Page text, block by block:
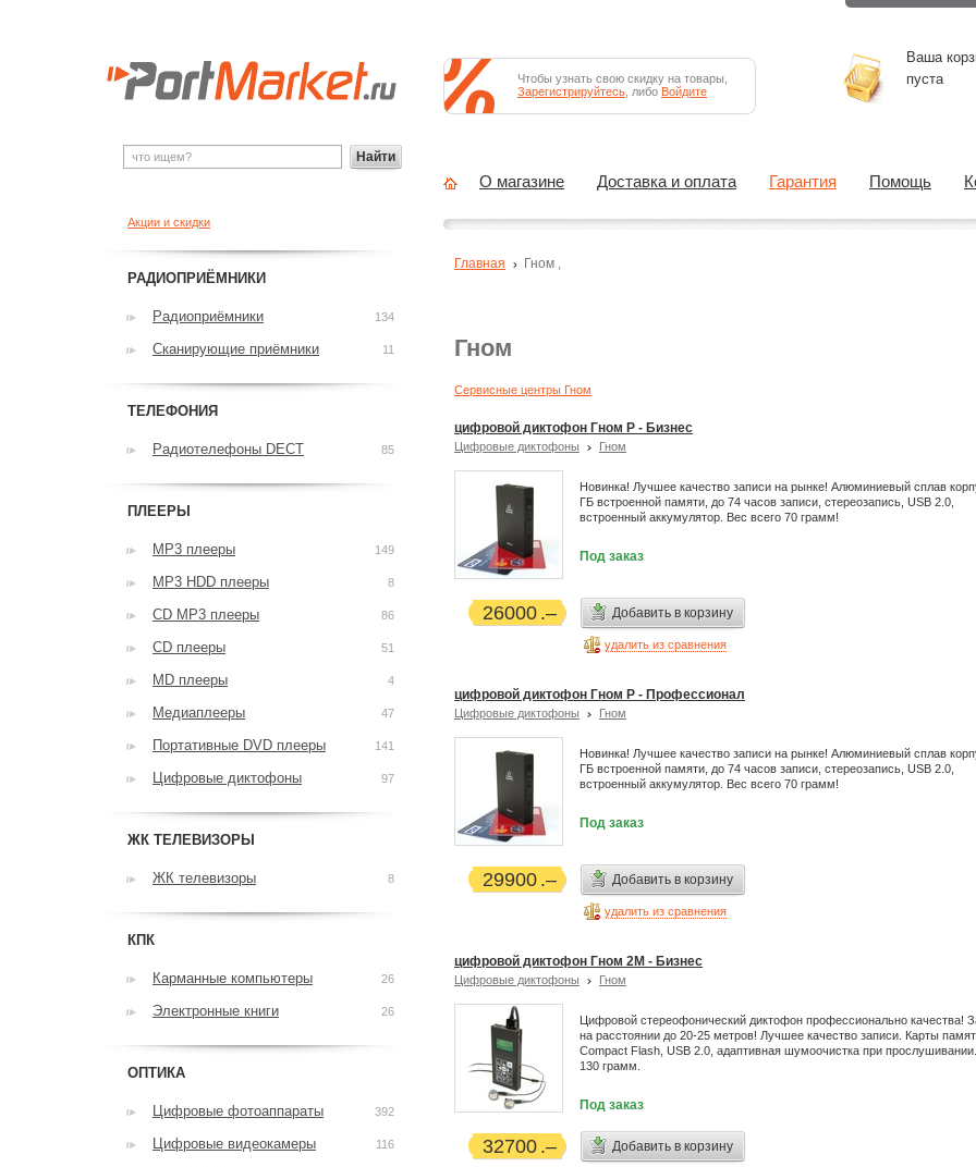
Гном
Сервисные центры Гном
цифровой диктофон Гном Р - Бизнес
Цифровые диктофоны Гном
Новинка! Лучшее качество записи на рынке! Алюминиевый сплав
ГБ встроенной памяти, до 74 часов записи, стереозапись, USB 2.0,
встроенный аккумулятор. Вес всего 70 грамм!
Под заказ
26000 Добавить в корзину
удалить из сравнения
цифровой диктофон Гном Р - Профессионал
Цифровые диктофоны Гном
Новинка! Лучшее качество записи на рынке! Алюминиевый сплав
ГБ встроенной памяти, до 74 часов записи, стереозапись, USB 2.0,
встроенный аккумулятор. Вес всего 70 грамм!
Под заказ
29900 Добавить в корзину
удалить из сравнения
цифровой диктофон Гном 2М - Бизнес
Цифровые диктофоны Гном
Цифровой стереофонический диктофон профессионально качества!
на расстоянии до 20-25 метров! Лучшее качество записи. Карты
Compact Flash, USB 2.0, адаптивная шумоочистка при
130 грамм.
Под заказ
32700 Добавить в корзину
Главная Гном ,
Акции и скидки
РАДИОПРИЁМНИКИ
Радиоприёмники 134
Сканирующие приёмники 11
ТЕЛЕФОНИЯ
Радиотелефоны DECT 85
ПЛЕЕРЫ
MP3 плееры 149
MP3 HDD плееры 8
CD MP3 плееры 86
CD плееры 51
MD плееры 4
Медиаплееры 47
Портативные DVD плееры 141
Цифровые диктофоны 97
ЖК ТЕЛЕВИЗОРЫ
ЖК телевизоры 8
КПК
Карманные компьютеры 26
Электронные книги 26
ОПТИКА
Цифровые фотоаппараты 392
Цифровые видеокамеры 116
Найти
Чтобы узнать свою скидку на товары,
Зарегистрируйтесь , либо Войдите
Ваша
пуста
О магазине Доставка и оплата Гарантия Помощь